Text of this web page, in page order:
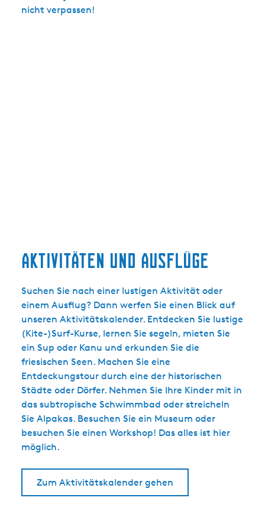
nicht verpassen!
Aktivitäten und Ausflüge
Suchen Sie nach einer lustigen Aktivität oder
einem Ausflug? Dann werfen Sie einen Blick auf
unseren Aktivitätskalender. Entdecken Sie lustige
(Kite-)Surf-Kurse, lernen Sie segeln, mieten Sie
ein Sup oder Kanu und erkunden Sie die
friesischen Seen. Machen Sie eine
Entdeckungstour durch eine der historischen
Städte oder Dörfer. Nehmen Sie Ihre Kinder mit in
das subtropische Schwimmbad oder streicheln
Sie Alpakas. Besuchen Sie ein Museum oder
besuchen Sie einen Workshop! Das alles ist hier
möglich.
Zum Aktivitätskalender gehen